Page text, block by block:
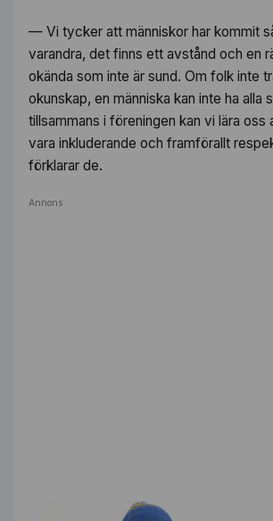
— Vi tycker att människor har kommit
varandra, det finns ett avstånd och en
okända som inte är sund. Om folk inte
okunskap, en människa kan inte ha alla
tillsammans i föreningen kan vi lära oss
vara inkluderande och framförallt
förklarar de.
Annons